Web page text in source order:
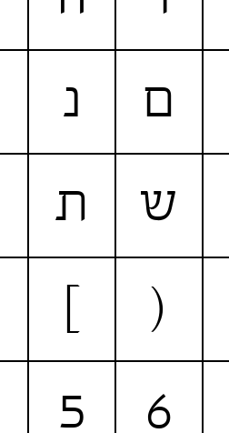
ם נ
ש ת
(
6
5